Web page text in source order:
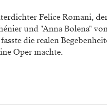
Felice Romani,
und "Anna Bolena"
die realen
Oper machte.